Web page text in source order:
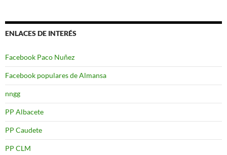
ENLACES DE INTERÉS
Facebook Paco Nuñez
Facebook populares de Almansa
nngg
PP Albacete
PP Caudete
PP CLM